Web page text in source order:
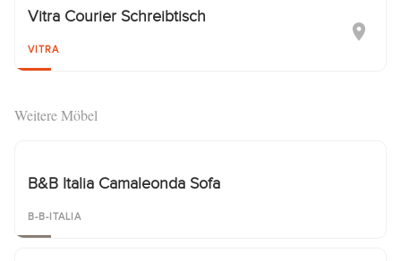
Vitra Courier Schreibtisch
VITRA
Weitere Möbel
B&B Italia Camaleonda Sofa
B-B-ITALIA